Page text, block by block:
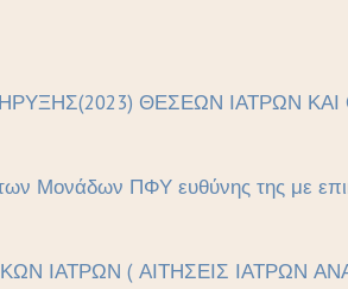
ΘΕΣΕΩΝ ΙΑΤΡΩΝ
Μονάδων ΠΦΥ ευθύνης της με
ΙΑΤΡΩΝ ( ΑΙΤΗΣΕΙΣ ΙΑΤΡΩΝ